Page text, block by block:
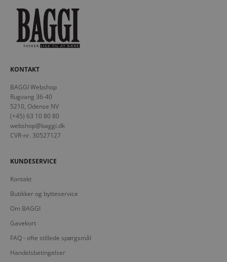
KONTAKT
BAGGI Webshop
Rugvang 36-40
5210, Odense NV
(+45) 63 10 80 80
webshop@baggi.dk
CVR-nr. 30527127
KUNDESERVICE
Kontakt
Butikker og bytteservice
Om BAGGI
Gavekort
FAQ - ofte stillede spørgsmål
Handelsbetingelser